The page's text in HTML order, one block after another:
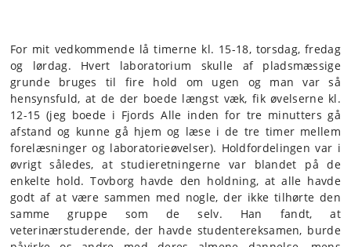
For mit vedkommende lå timerne kl. 15-18, torsdag, fredag
og lørdag. Hvert laboratorium skulle af pladsmæssige
grunde bruges til fire hold om ugen og man var så
hensynsfuld, at de der boede længst væk, fik øvelserne kl.
12-15 (jeg boede i Fjords Alle inden for tre minutters gå
afstand og kunne gå hjem og læse i de tre timer mellem
forelæsninger og laboratorieøvelser). Holdfordelingen var i
øvrigt således, at studieretningerne var blandet på de
enkelte hold. Tovborg havde den holdning, at alle havde
godt af at være sammen med nogle, der ikke tilhørte den
samme gruppe som de selv. Han fandt, at
veterinærstuderende, der havde studentereksamen, burde